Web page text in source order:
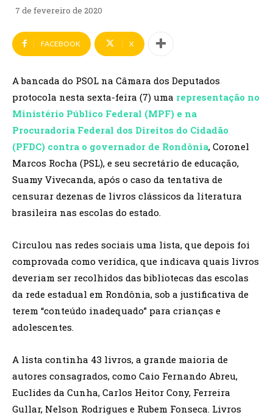
7 de fevereiro de 2020
FACEBOOK X
A bancada do PSOL na Câmara dos Deputados
protocola nesta sexta-feira (7) uma representação no
Ministério Público Federal (MPF) e na
Procuradoria Federal dos Direitos do Cidadão
(PFDC) contra o governador de Rondônia, Coronel
Marcos Rocha (PSL), e seu secretário de educação,
Suamy Vivecanda, após o caso da tentativa de
censurar dezenas de livros clássicos da literatura
brasileira nas escolas do estado.
Circulou nas redes sociais uma lista, que depois foi
comprovada como verídica, que indicava quais livros
deveriam ser recolhidos das bibliotecas das escolas
da rede estadual em Rondônia, sob a justificativa de
terem “conteúdo inadequado” para crianças e
adolescentes.
A lista continha 43 livros, a grande maioria de
autores consagrados, como Caio Fernando Abreu,
Euclides da Cunha, Carlos Heitor Cony, Ferreira
Gullar, Nelson Rodrigues e Rubem Fonseca. Livros